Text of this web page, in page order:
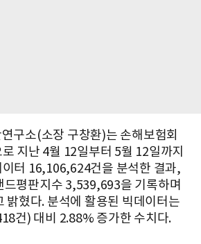
구소(소장 구창환)는 손해보험회
지난 4월 12일부터 5월 12일까지
터 16,106,624건을 분석한 결과,
드평판지수 3,539,693을 기록하며
밝혔다. 분석에 활용된 빅데이터는
건) 대비 2.88% 증가한 수치다.